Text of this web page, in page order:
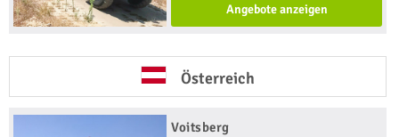
Angebote anzeigen
Österreich
Voitsberg